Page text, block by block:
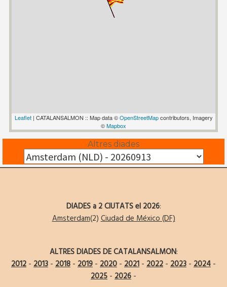
Leaflet| CATALANSALMON :: Map data ©OpenStreetMapcontributors, Imagery
©Mapbox
Altres diades
DIADES a 2 CIUTATS el 2026:
Amsterdam(2)Ciudad de México (DF)
ALTRES DIADES DE CATALANSALMON:
2012 - 2013 - 2018 - 2019 - 2020 - 2021 - 2022 - 2023 - 2024 -
2025 - 2026 -